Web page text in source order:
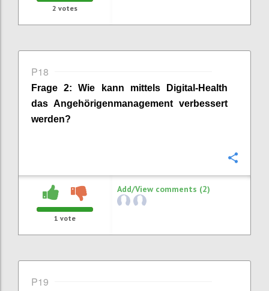
2 votes
P18
Frage 2:Wie kann mittels
Digital-Health
das Angehörigenmanagement verbessert
werden?
1 vote
Add/View comments (2)
P19